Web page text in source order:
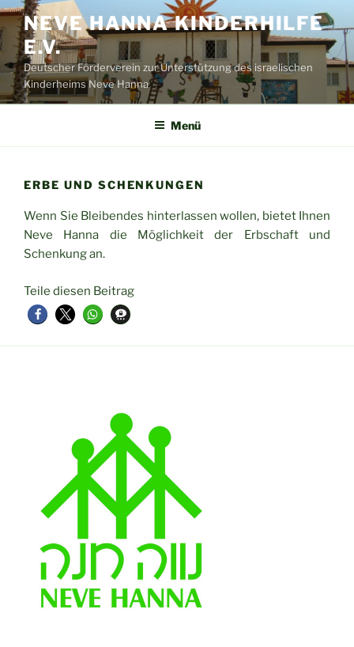
Zum
Inhalt
springen
NEVE HANNA KINDERHILFE
E.V.
Deutscher Förderverein zur Unterstützung des israelischen
Kinderheims Neve Hanna
Menü
ERBE UND SCHENKUNGEN
Wenn Sie Bleibendes hinterlassen wollen, bietet Ihnen
Neve Hanna die Möglichkeit der Erbschaft und
Schenkung an.
Teile diesen Beitrag